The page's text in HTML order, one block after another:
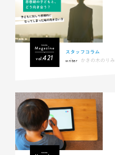
vol.421
スタッフコラム
writer
かきの木のりみ